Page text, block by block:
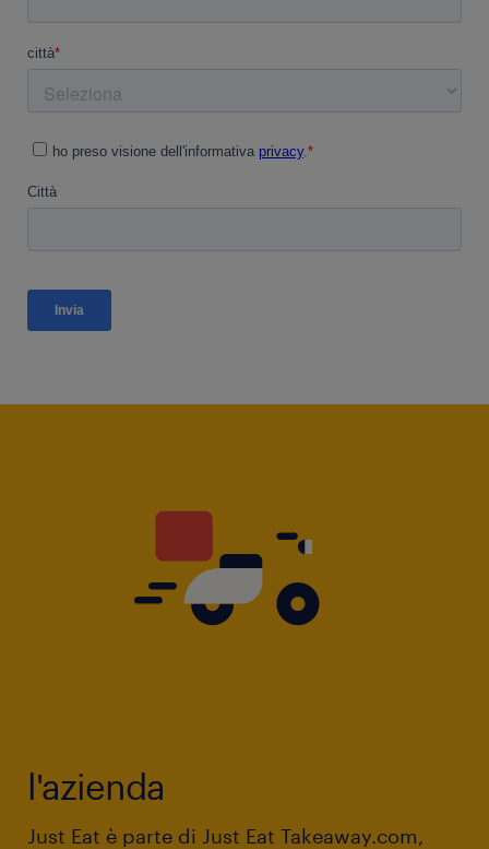
l'azienda
Just Eat è parte di Just Eat Takeaway.com,